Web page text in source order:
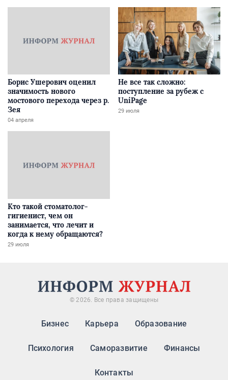
Борис Ушерович оценил
значимость нового
мостового перехода через р.
Зея
04 апреля
Не все так сложно:
поступление за рубеж с
UniPage
29 июля
Кто такой стоматолог-
гигиенист, чем он
занимается, что лечит и
когда к нему обращаются?
29 июля
© 2026. Все права защищены
Бизнес Карьера Образование
Психология Саморазвитие Финансы
Контакты